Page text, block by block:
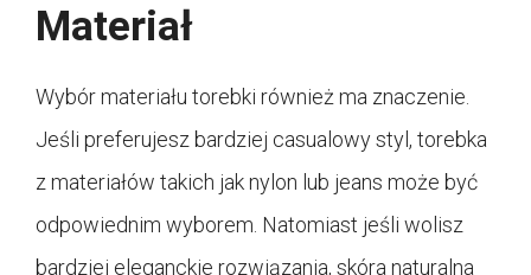
Materiał
Wybór materiału torebki również ma znaczenie.
Jeśli preferujesz bardziej casualowy styl, torebka
z materiałów takich jak nylon lub jeans może być
odpowiednim wyborem. Natomiast jeśli wolisz
bardziej eleganckie rozwiązania, skóra naturalna